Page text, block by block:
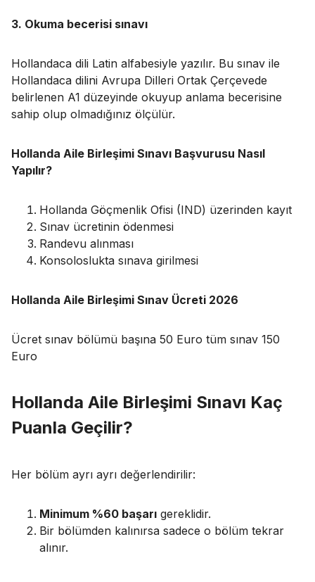
3. Okuma becerisi sınavı
Hollandaca dili Latin alfabesiyle yazılır. Bu sınav ile
Hollandaca dilini Avrupa Dilleri Ortak Çerçevede
belirlenen A1 düzeyinde okuyup anlama becerisine
sahip olup olmadığınız ölçülür.
Hollanda Aile Birleşimi Sınavı Başvurusu Nasıl
Yapılır?
Hollanda Göçmenlik Ofisi (IND) üzerinden kayıt
Sınav ücretinin ödenmesi
Randevu alınması
Konsoloslukta sınava girilmesi
Hollanda Aile Birleşimi Sınav Ücreti 2026
Ücret sınav bölümü başına 50 Euro tüm sınav 150
Euro
Hollanda Aile Birleşimi Sınavı Kaç
Puanla Geçilir?
Her bölüm ayrı ayrı değerlendirilir:
Minimum %60 başarı gereklidir.
Bir bölümden kalınırsa sadece o bölüm tekrar
alınır.